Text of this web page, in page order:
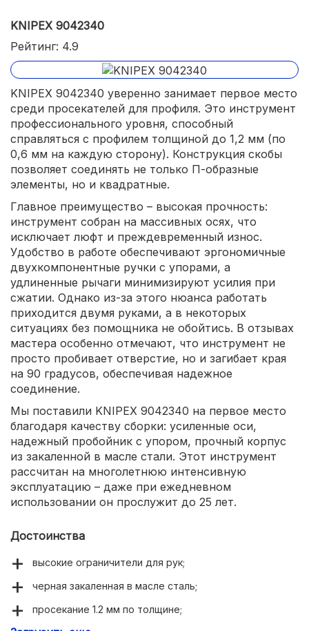
KNIPEX 9042340
Рейтинг: 4.9
KNIPEX 9042340 уверенно занимает первое место
среди просекателей для профиля. Это инструмент
профессионального уровня, способный
справляться с профилем толщиной до 1,2 мм (по
0,6 мм на каждую сторону). Конструкция скобы
позволяет соединять не только П-образные
элементы, но и квадратные.
Главное преимущество – высокая прочность:
инструмент собран на массивных осях, что
исключает люфт и преждевременный износ.
Удобство в работе обеспечивают эргономичные
двухкомпонентные ручки с упорами, а
удлиненные рычаги минимизируют усилия при
сжатии. Однако из-за этого нюанса работать
приходится двумя руками, а в некоторых
ситуациях без помощника не обойтись. В отзывах
мастера особенно отмечают, что инструмент не
просто пробивает отверстие, но и загибает края
на 90 градусов, обеспечивая надежное
соединение.
Мы поставили KNIPEX 9042340 на первое место
благодаря качеству сборки: усиленные оси,
надежный пробойник с упором, прочный корпус
из закаленной в масле стали. Этот инструмент
рассчитан на многолетнюю интенсивную
эксплуатацию – даже при ежедневном
использовании он прослужит до 25 лет.
Достоинства
высокие ограничители для рук;
черная закаленная в масле сталь;
просекание 1.2 мм по толщине;